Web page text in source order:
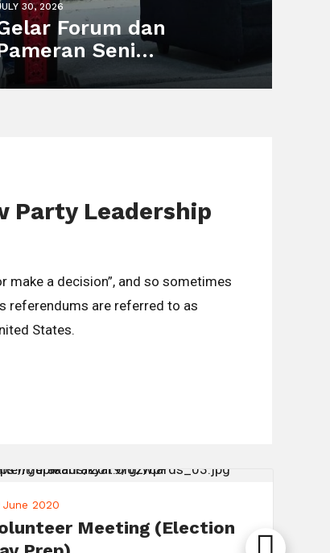
30, 2026
Forum dan
Seni
“International Tiger
Gerakan Rakyat
Party Leadership
make a decision”, and so sometimes
referendums are referred to as
States.
June 2020
Meeting (Election